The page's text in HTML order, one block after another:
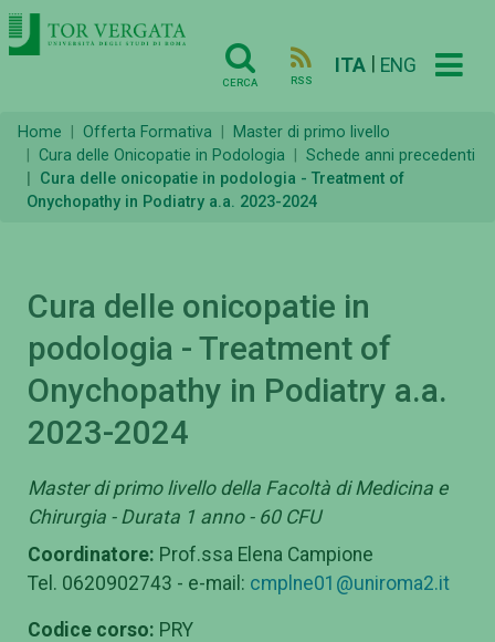
CERCA RSS
ITA ENG
Home Offerta Formativa
Master di primo livello
Cura delle Onicopatie in Podologia
Schede anni precedenti
Cura delle onicopatie in podologia - Treatment of
Onychopathy in Podiatry a.a. 2023-2024
Cura delle onicopatie in
podologia - Treatment of
Onychopathy in Podiatry a.a.
2023-2024
Master di primo livello della Facoltà di Medicina e
Chirurgia - Durata 1 anno - 60 CFU
Coordinatore: Prof.ssa Elena Campione
Tel. 0620902743 - e-mail: cmplne01@uniroma2.it
Codice corso: PRY